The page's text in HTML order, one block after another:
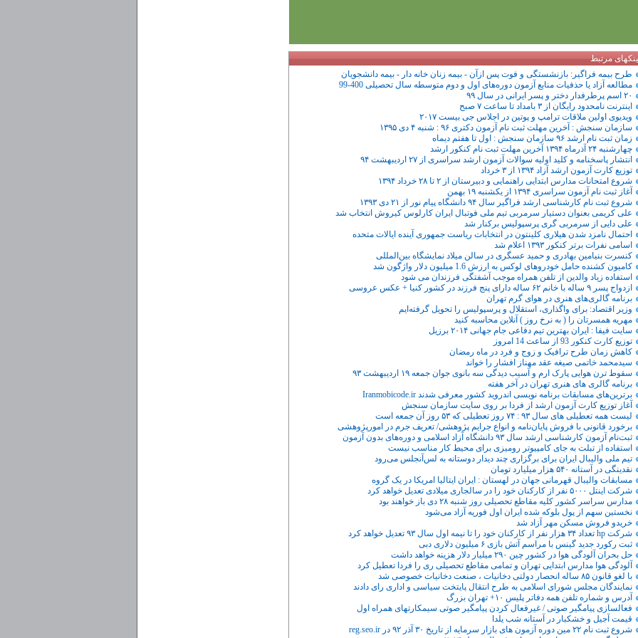
مرتبط
طرح بیمه فراگیر: بازنشستگی و فوت پس ازآن - بیمه زنان خانه دار - بیمه دانشجویان
مطالعه آزاد یا حذفیات منابع آزمون دوره‌های اول و دوم متوسطه سال تحصیلی 400-99
۲۰ اسم پرطرفدار دختر و پسر ایرانی در سال ۹۹
اینترنت نامحدود رایگان از ۳ بامداد تا ساعت ۷ صبح
ویدیوی اولین ملاقات ترامپ و پوتین در اجلاس جی بیست ۲۰۱۷
سازمان سنجش : آخرین مهلت ثبت‌ نام آزمون دکتری ۹۶ : شنبه ۴ دی ۱۳۹۵
زمان ثبت نام ارشد ۹۶ سازمان سنجش : اول تا هفتم دیماه
چهارشنبه ۲۴ آذرماه ۱۳۹۴ آخرین مهلت ثبت نام کنکور ارشد
انتشار پاسخنامه و کلید اولیه سوالات آزمون ارشد سراسری از ۲۷ اردیبهشت ۹۴
توزیع کارت آزمون ارشد آزاد ۱۳۹۴ از ۳ خرداد
شروع امتحانات مدارس ابتدایی راهنمایی و دبیرستان از ۲ تا ۲۸ خرداد ۱۳۹۴
آغاز ثبت نام آزمون سراسری ۱۳۹۴ از یکشنبه ۱۹ بهمن
شروع ثبت نام کارشناسی ارشد فراگیر سال ۹۴ دانشگاه پیام نور از ۲۱ دی ۱۳۹۳
علی کریمی بعنوان دستیار سرمربی تیم ملی فوتبال ایران کارلوس کیروش انتخاب شد
علی دایی از سرمربی گری پرسپولیس برکنار شد
احتمال نامزد شدن هیلاری کلینتون در انتخابات ریاست جمهوری آینده ایالات متحده
اسامی نفرات برتر کنکور ۱۳۹۳ اعلام شد
کنسرت بنیامین بهادری و حمید عسگری در سالن میلاد نمایشگاه بین‌المللی
کامیون کشنده حامل خودروهای لوکس به ارزش 1.6 میلیون دلار واژگون شد
استفاده زیاد والدین از تلفن همراه موجب آشفتگی فرزندان می شود
ازدواج پسر ۹ ساله با خانم ۶۲ ساله دارای پنج فرزند در کشور کنیا + عکس عروسی
برنامه گالری‌های هنری در هوای گرم تهران
وزیر اقتصاد: برای واگذاری، استقلال و پرسپولیس را تحویل گرفته‌ایم
مهریه همسرتان را ( به‌ نرخ روز ) آنلاین محاسبه کنید
سایت فیفا : ایران بهترین تیم دفاعی جام جهانی ۲۰۱۴ برزیل
توزیع کارت کنکور 93 از ساعت 14 امروز
کاهش زمان طرح ترافیک و زوج و فرد در ماه رمضان
سیدمحمد خاتمی صیغه عقد مهناز افشار را خواند
سقوط ترن هوایی پارک ارم و آسیب دیدگی سه بانوی جوان جمعه ۱۹ اردیبهشت ۹۳
برنامه گالری های هنری تهران در آخر هفته
برترین‌های مسابقات برنامه نویسی اندروید کشور معرفی شدند Iranmobicode.ir
آغاز توزیع کارت آزمون ارشد از فردا بر روی سایت سازمان سنجش
لیست همه تعطیلی های سال ۹۳ : ۷۴ روز تعطیلی که ۵۳ روز آن جمعه است
برخورد قانونی با فروش پایان‌نامه و انواع جرایم پژوهشی/ تعریف جرم در امورپژوهشی
ثبت‌نام آزمون کارشناسی ارشد سال ۹۳ دانشگاه آزاد اسلامی و دوره‌های بدون آزمون
استفاده از تبلت به جای کامپیوتر رومیزی برای محیط کار مناسب نیست
تیم ملی والیبال ایران برای برگزاری چند دیدار دوستانه به لس‌آنجلس می‌رود
نقدینگی در آستانه ۵۴۰ هزار میلیارد تومان
مسابقات والیبال قهرمانی جهان در لهستان : ایران ایتالیا امریکا در یک گروه
شرکت اینتل ۵۰۰۰ نفر از کارکنان خود را در سالجاری میلادی تعدیل خواهد کرد
مدارس سراسر کشور کلیه مقاطع تحصیلی روز شنبه ۲۸ دی باز خواهند بود
نخستین سهم از پول بلوکه شده ایران اول فوریه آزاد می‌شود
خریدو فروش مسکن مهر آزاد شد
شرکت hp تعداد ۳۴ هزار نفر از کارکنان خود را تا نیمه اول سال ۹۳ تعدیل خواهد کرد
ثبت رکورد جدید گینس با مراسم آتش بازی ۶ میلیون دلاری دبی
حل بحران آلودگی هوا در کشور چین ۲۹۰ میلیار دلار هزینه خواهد داشت
آلودگی هوا مدارس ابتدایی تهران و تمامی مقاطع تحصیلی ری را فردا تعطیل کرد
با لغو قانون ۸۵ ساله انحصار دولتی دخانیات ، صنعت دخانیات خصوصی شد
نمایندگان مجلس شورای اسلامی به طرح انتقال پایتخت سیاسی و اداری رای دادند
آدرس و شماره تلفن همه دفاتر پلیس ۱۰+ تهران بزرگ
فعالسازی پیامگیر صوتی / غیرفعال کردن پیامگیر صوتی سیمکارتهای همراه اول
قیمت آجیل و خشکبار در آستانه شب یلدا
شروع ثبت نام ۲۲ مین دوره آزمون های بازار سرمایه از تاریخ ۳۰ آذر ۹۲ در reg.seo.ir